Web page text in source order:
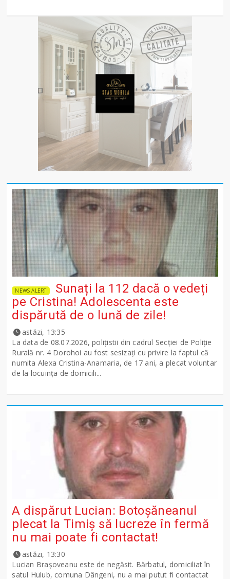
NEWS ALERT
Sunați la 112 dacă o vedeți
pe Cristina! Adolescenta este
dispărută de o lună de zile!
astăzi, 13:35
La data de 08.07.2026, polițistii din cadrul Secției de Poliție
Rurală nr. 4 Dorohoi au fost sesizați cu privire la faptul că
numita Alexa Cristina-Anamaria, de 17 ani, a plecat voluntar
de la locuința de domicili...
A dispărut Lucian: Botoșăneanul
plecat la Timiș să lucreze în fermă
nu mai poate fi contactat!
astăzi, 13:30
Lucian Brașoveanu este de negăsit. Bărbatul, domiciliat în
satul Hulub, comuna Dângeni, nu a mai putut fi contactat